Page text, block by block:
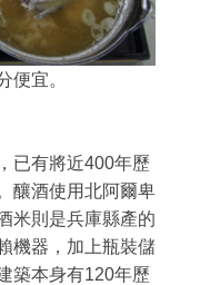
便宜。
已有將近400年歷
釀酒使用北阿爾卑
米則是兵庫縣產的
機器，加上瓶裝儲
築本身有120年歷